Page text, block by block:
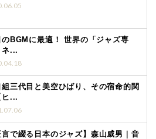
のBGMに最適！ 世界の「ジャズ専
ネ...
組三代目と美空ひばり、その宿命的関
ヒ...
言で綴る日本のジャズ】森山威男｜音